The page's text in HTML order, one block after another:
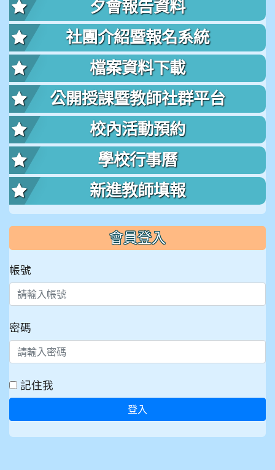
夕會報告資料
社團介紹暨報名系統
檔案資料下載
公開授課暨教師社群平台
校內活動預約
學校行事曆
新進教師填報
會員登入
帳號
密碼
記住我
登入